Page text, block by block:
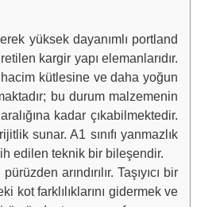
yüksek dayanımlı portland
kargir yapı elemanlarıdır.
hacim kütlesine ve daha yoğun
bu durum malzemenin
kadar çıkabilmektedir.
sunar. A1 sınıfı yanmazlık
edilen teknik bir bileşendir.
arındırılır. Taşıyıcı bir
kot farklılıklarını gidermek ve